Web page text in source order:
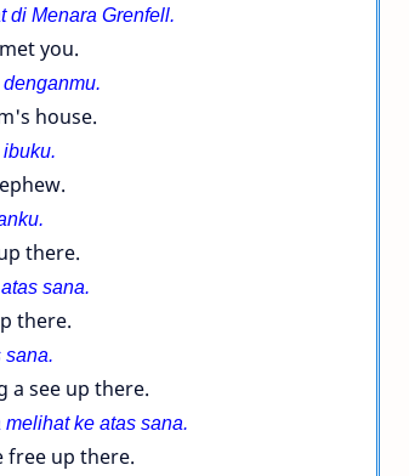
di Menara Grenfell.
you.
house.
there.
sana.
there.
a see up there.
ke atas sana.
free up there.